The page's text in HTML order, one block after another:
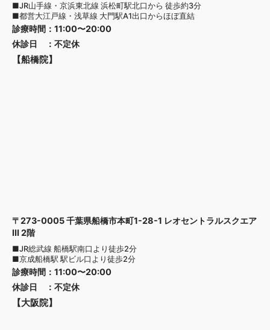
■JR山手線・京浜東北線 浜松町駅北口から 徒歩約3分
■都営大江戸線・浅草線 大門駅A1出口からほぼ直結
診療時間 ： 11:00〜20:00
休診日
： 不定休
【船橋院】
〒273-0005 千葉県船橋市本町1-28-1 レオセントラルスクエア
Ⅲ 2階
■JR総武線 船橋駅南口より徒歩2分
■京成船橋駅 駅ビル口より徒歩2分
診療時間 ： 11:00〜20:00
休診日
： 不定休
【大阪院】